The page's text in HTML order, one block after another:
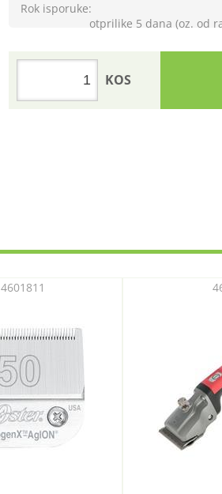
Rok isporuke:
otprilike 5 dana (oz. od
KOS
4601811